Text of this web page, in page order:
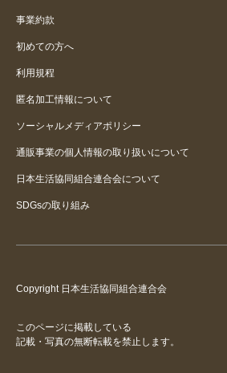
事業約款
初めての方へ
利用規程
匿名加工情報について
ソーシャルメディアポリシー
通販事業の個人情報の取り扱いについて
日本生活協同組合連合会について
SDGsの取り組み
Copyright 日本生活協同組合連合会
このページに掲載している
記載・写真の無断転載を禁止します。